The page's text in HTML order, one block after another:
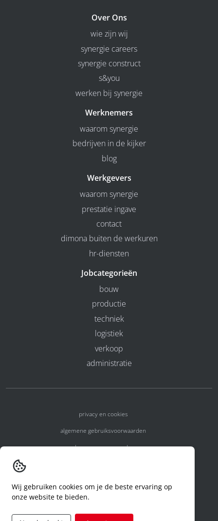
Over Ons
wie zijn wij
synergie careers
synergie construct
s&you
werken bij synergie
Werknemers
waarom synergie
bedrijven in de kijker
blog
Werkgevers
waarom synergie
prestatie ingave
contact
dimona buiten de werkuren
hr-diensten
Jobcategorieën
bouw
productie
techniek
logistiek
verkoop
administratie
privacy en cookies
algemene gebruiksvoorwaarden
algemene voorwaarden
code of conduct
aanvraag rechten ivm privacy
Wij gebruiken cookies om je de beste ervaring op
onze website te bieden.